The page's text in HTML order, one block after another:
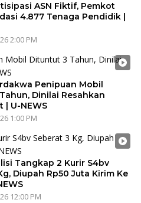
ASN Fiktif, Pemkot
4.877 Tenaga Pendidik |
2:00 PM
Penipuan Mobil
Dinilai Resahkan
| U-NEWS
1:00 PM
Tangkap 2 Kurir S4bv
Diupah Rp50 Juta Kirim Ke
12:00 PM